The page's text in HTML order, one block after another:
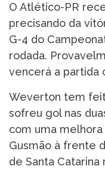
O Atlético-PR
precisando da
G-4 do
rodada.
vencerá a partida
Weverton tem
sofreu gol nas
com uma
Gusmão à frente
de Santa Catarina